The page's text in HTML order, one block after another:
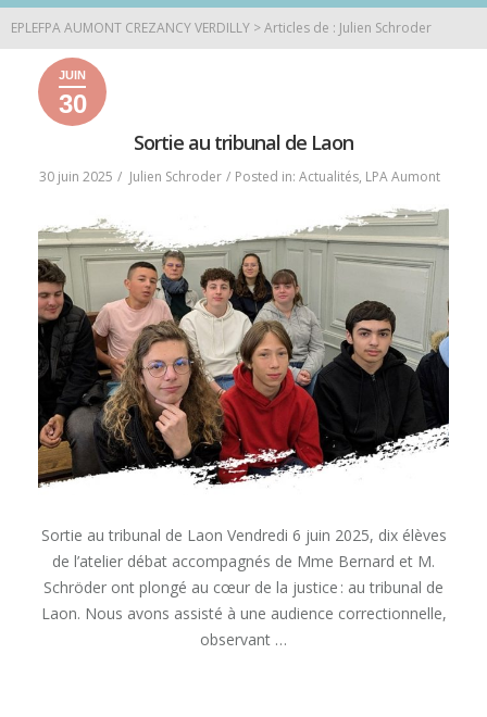
EPLEFPA AUMONT CREZANCY VERDILLY >Articles de : Julien Schroder
30
juin
30
juin
JUIN
30
2025
Sortie au tribunal de Laon
30 juin 2025 Julien Schroder Posted in: Actualités, LPA Aumont
Sortie au tribunal de Laon Vendredi 6 juin 2025, dix élèves
de l’atelier débat accompagnés de Mme Bernard et M.
Schröder ont plongé au cœur de la justice : au tribunal de
Laon. Nous avons assisté à une audience correctionnelle,
observant …